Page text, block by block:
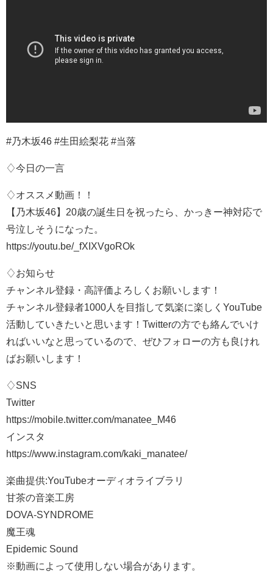
#乃木坂46 #生田絵梨花 #当落
♢今日の一言
♢オススメ動画！！
【乃木坂46】20歳の誕生日を祝ったら、かっきー神対応で
号泣しそうになった。
https://youtu.be/_fXIXVgoROk
♢お知らせ
チャンネル登録・高評価よろしくお願いします！
チャンネル登録者1000人を目指して気楽に楽しくYouTube
活動していきたいと思います！Twitterの方でも絡んでいけ
ればいいなと思っているので、ぜひフォローの方も良けれ
ばお願いします！
♢SNS
Twitter
https://mobile.twitter.com/manatee_M46
インスタ
https://www.instagram.com/kaki_manatee/
楽曲提供:YouTubeオーディオライブラリ
甘茶の音楽工房
DOVA-SYNDROME
魔王魂
Epidemic Sound
※動画によって使用しない場合があります。